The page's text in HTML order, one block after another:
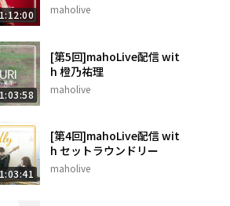
maholive
[第5回]mahoLive配信 wit
h 橙乃祐理
maholive
[第4回]mahoLive配信 wit
h セットラウンドリー
maholive